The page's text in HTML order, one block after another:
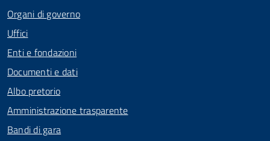
Organi di governo
Uffici
Enti e fondazioni
Documenti e dati
Albo pretorio
Amministrazione trasparente
Bandi di gara